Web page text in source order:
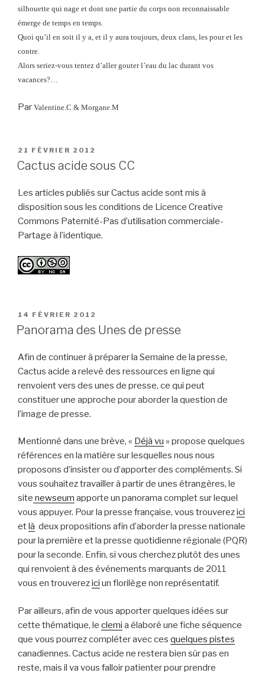
silhouette qui nage et dont une partie du corps non reconnaissable
émerge de temps en temps.
Quoi qu’il en soit il y a, et il y aura toujours, deux clans, les pour et les
contre.
Alors seriez-vous tentez d’aller gouter l’eau du lac durant vos
vacances?…
Par Valentine.C & Morgane.M
PUBLIÉ
LE
21 FÉVRIER 2012
Cactus acide sous CC
Les articles publiés sur Cactus acide sont mis à
disposition sous les conditions de Licence Creative
Commons Paternité-Pas d’utilisation commerciale-
Partage à l’identique.
PUBLIÉ
LE
14 FÉVRIER 2012
Panorama des Unes de presse
Afin de continuer à préparer la Semaine de la presse,
Cactus acide a relevé des ressources en ligne qui
renvoient vers des unes de presse, ce qui peut
constituer une approche pour aborder la question de
l’image de presse.
Mentionné dans une brève, « Déjà vu » propose quelques
références en la matière sur lesquelles nous nous
proposons d’insister ou d’apporter des compléments. Si
vous souhaitez travailler à partir de unes étrangères, le
site newseum apporte un panorama complet sur lequel
vous appuyer. Pour la presse française, vous trouverezici
etlà deux propositions afin d’aborder la presse nationale
pour la première et la presse quotidienne régionale (PQR)
pour la seconde. Enfin, si vous cherchez plutôt des unes
qui renvoient à des événements marquants de 2011
vous en trouverezici un florilège non représentatif.
Par ailleurs, afin de vous apporter quelques idées sur
cette thématique, le clemi a élaboré une fiche séquence
que vous pourrez compléter avec ces quelques pistes
canadiennes. Cactus acide ne restera bien sûr pas en
reste, mais il va vous falloir patienter pour prendre